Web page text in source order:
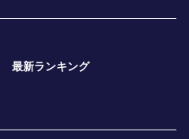
最新ランキング